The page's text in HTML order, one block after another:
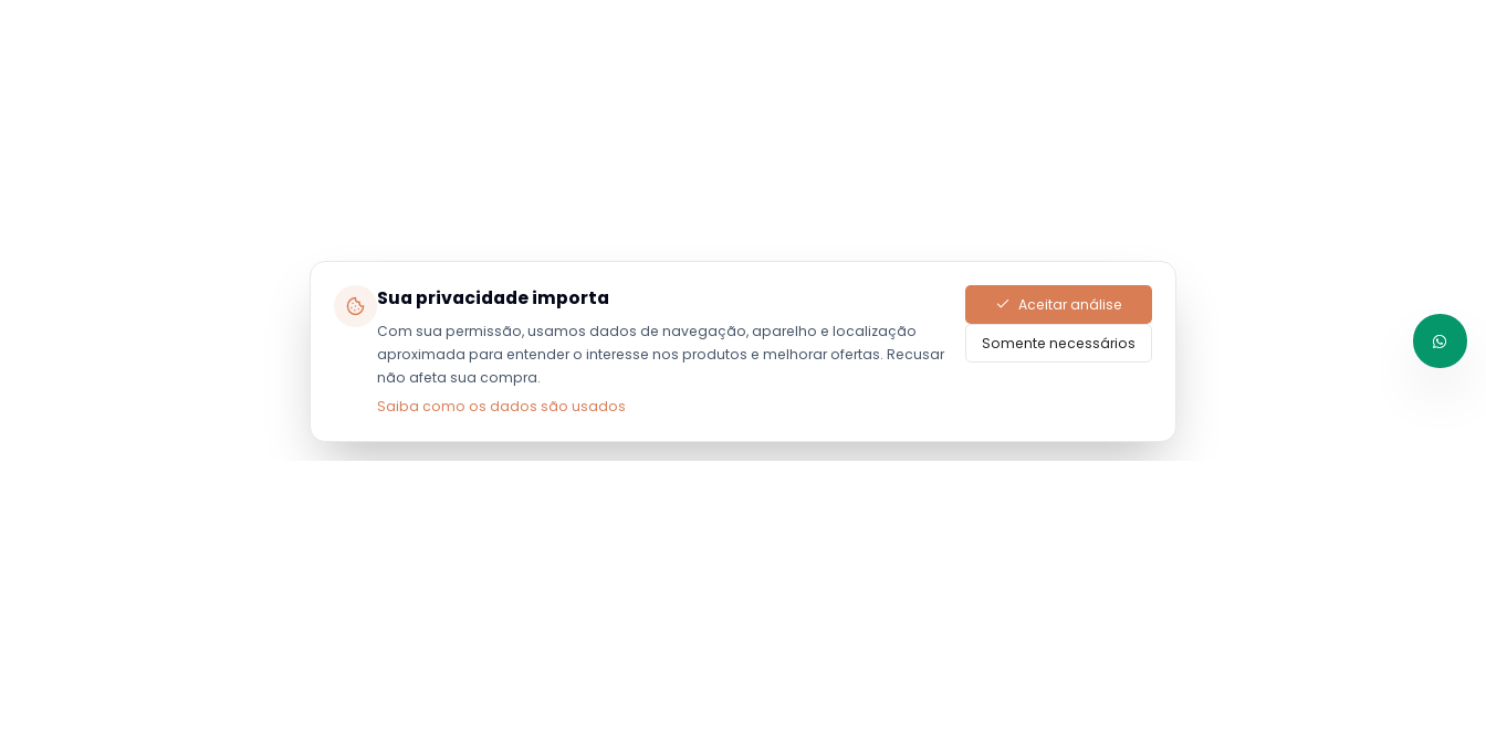
Sua privacidade importa
Com sua permissão, usamos dados de navegação, aparelho e localização
aproximada para entender o interesse nos produtos e melhorar ofertas. Recusar
não afeta sua compra.
Saiba como os dados são usados
Aceitar análise
Somente necessários